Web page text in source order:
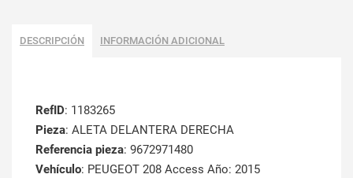
DESCRIPCIÓN INFORMACIÓN ADICIONAL
RefID: 1183265
Pieza: ALETA DELANTERA DERECHA
Referencia pieza: 9672971480
Vehículo: PEUGEOT 208 Access Año: 2015